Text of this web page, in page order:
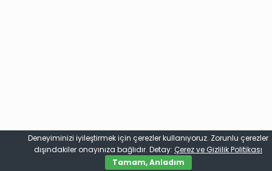
Deneyiminizi iyileştirmek için çerezler kullanıyoruz. Zorunlu çerezler
dışındakiler onayınıza bağlıdır. Detay: Çerez ve Gizlilik Politikası
Tamam, Anladım